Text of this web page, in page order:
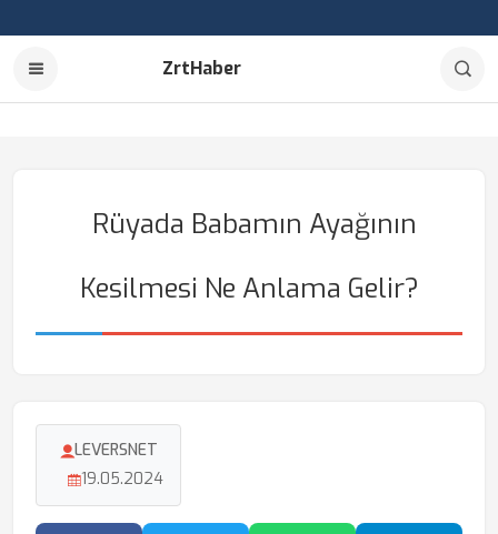
ZrtHaber
Rüyada Babamın Ayağının
Kesilmesi Ne Anlama Gelir?
LEVERSNET
19.05.2024